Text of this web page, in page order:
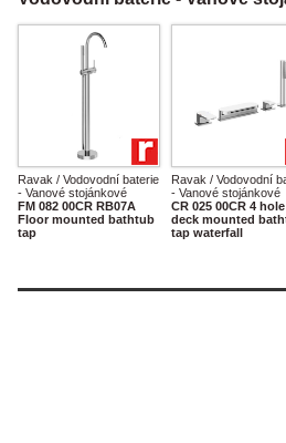
Ravak / Vodovodní baterie
- Vanové stojánkové
FM 082 00CR RB07A
Floor mounted bathtub
tap
Ravak / Vodovodní
- Vanové stojánkové
CR 025 00CR 4 hole
deck mounted
tap waterfall